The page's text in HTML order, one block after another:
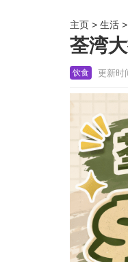
主页 生活
荃湾
饮食 更新时